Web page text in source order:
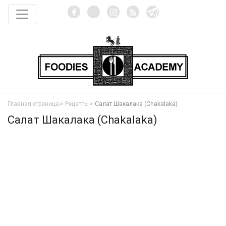
Главная страница Рецепты Салат Шакалака (Chakalaka)
Салат Шакалака (Chakalaka)